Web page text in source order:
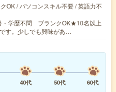
OK / パソコンスキル不要 / 英語力不
・学歴不問 ブランクOK★10名以上
す。少しでも興味があ…
40代 50代
60代